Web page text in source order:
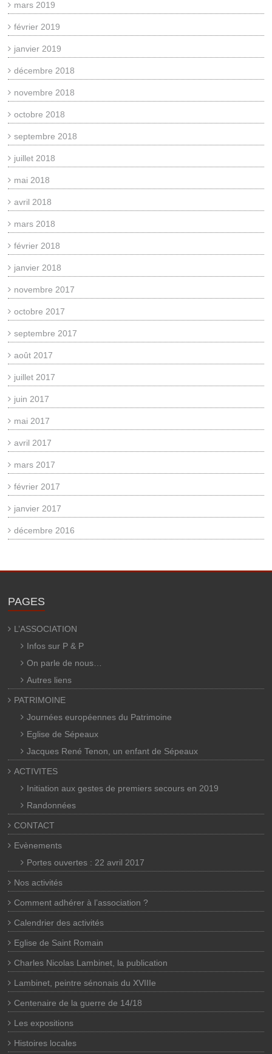
mars 2019
février 2019
janvier 2019
décembre 2018
novembre 2018
octobre 2018
septembre 2018
juillet 2018
mai 2018
avril 2018
mars 2018
février 2018
janvier 2018
novembre 2017
octobre 2017
septembre 2017
août 2017
juillet 2017
juin 2017
mai 2017
avril 2017
mars 2017
février 2017
janvier 2017
décembre 2016
PAGES
L’ASSOCIATION
Infos sur P & P
On parle de nous…
Autres liens
PATRIMOINE
Journées européennes du Patrimoine
Eglise de Sépeaux
Jacques René Tenon, un enfant de Sépeaux
ACTIVITES
Initiation aux gestes de premiers secours en 2019
Randonnées
CONTACT
Evènements
Portes ouvertes : 22 avril 2017
Nos activités
Comment adhérer à l’association ?
Calendrier des activités
Eglise de Saint Romain
Charles Nicolas Lambinet, la publication
Lambinet, peintre sénonais du XVIIIe
Centenaire de la guerre de 14/18
Les expositions
Histoires locales